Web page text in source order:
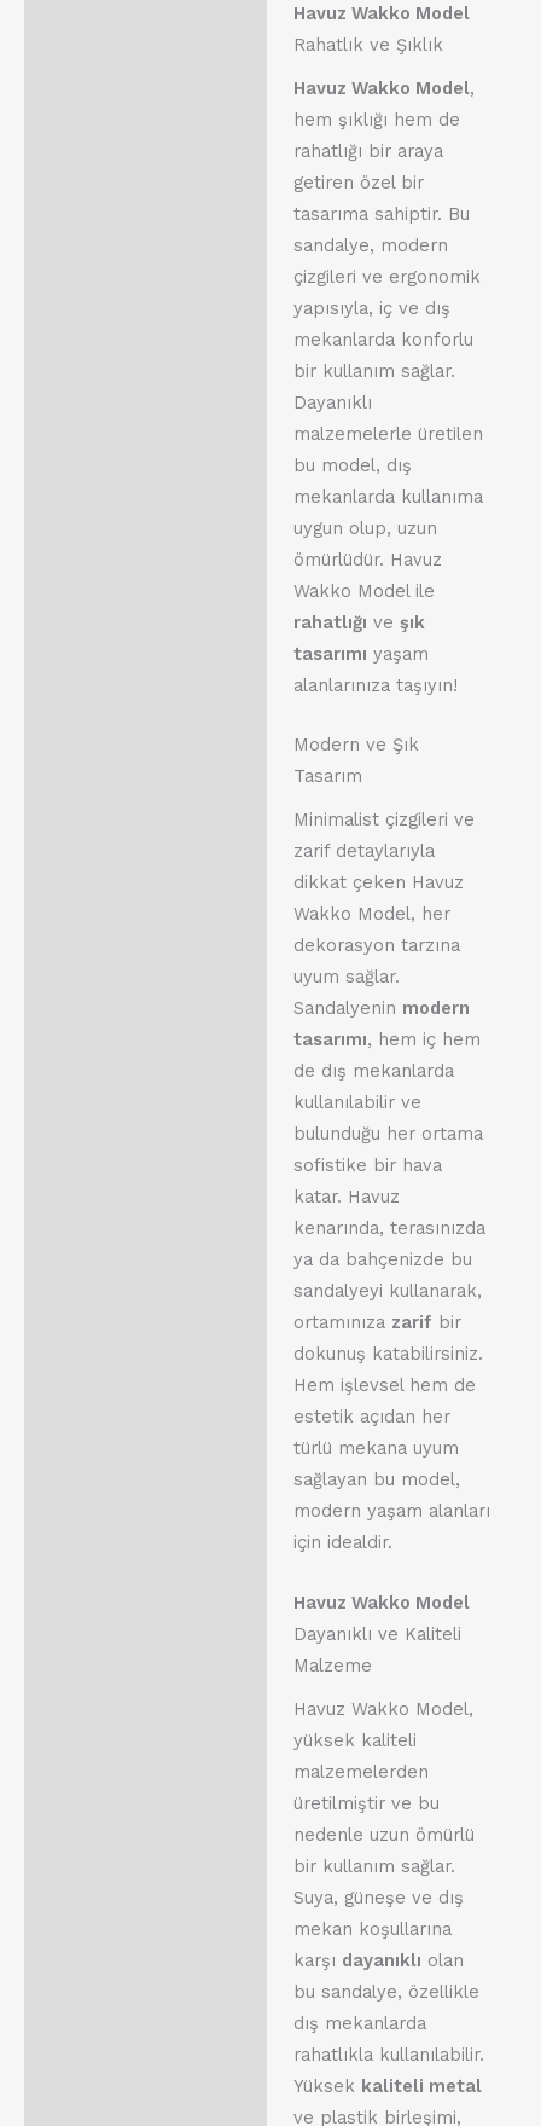
Havuz Wakko Model
Rahatlık ve Şıklık
Havuz Wakko Model,
hem şıklığı hem de
rahatlığı bir araya
getiren özel bir
tasarıma sahiptir. Bu
sandalye, modern
çizgileri ve ergonomik
yapısıyla, iç ve dış
mekanlarda konforlu
bir kullanım sağlar.
Dayanıklı
malzemelerle üretilen
bu model, dış
mekanlarda kullanıma
uygun olup, uzun
ömürlüdür. Havuz
Wakko Model ile
rahatlığı ve şık
tasarımı yaşam
alanlarınıza taşıyın!
Modern ve Şık
Tasarım
Minimalist çizgileri ve
zarif detaylarıyla
dikkat çeken Havuz
Wakko Model, her
dekorasyon tarzına
uyum sağlar.
Sandalyenin modern
tasarımı, hem iç hem
de dış mekanlarda
kullanılabilir ve
bulunduğu her ortama
sofistike bir hava
katar. Havuz
kenarında, terasınızda
ya da bahçenizde bu
sandalyeyi kullanarak,
ortamınıza zarif bir
dokunuş katabilirsiniz.
Hem işlevsel hem de
estetik açıdan her
türlü mekana uyum
sağlayan bu model,
modern yaşam alanları
için idealdir.
Havuz Wakko Model
Dayanıklı ve Kaliteli
Malzeme
Havuz Wakko Model,
yüksek kaliteli
malzemelerden
üretilmiştir ve bu
nedenle uzun ömürlü
bir kullanım sağlar.
Suya, güneşe ve dış
mekan koşullarına
karşı dayanıklı olan
bu sandalye, özellikle
dış mekanlarda
rahatlıkla kullanılabilir.
Yüksek kaliteli metal
ve plastik birleşimi,